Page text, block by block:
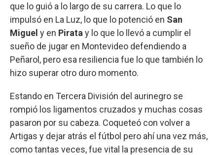
que lo guió a lo largo de su carrera. Lo que lo
impulsó en La Luz, lo que lo potenció en San
Miguel y en Pirata y lo que lo llevó a cumplir el
sueño de jugar en Montevideo defendiendo a
Peñarol, pero esa resiliencia fue lo que también lo
hizo superar otro duro momento.
Estando en Tercera División del aurinegro se
rompió los ligamentos cruzados y muchas cosas
pasaron por su cabeza. Coqueteó con volver a
Artigas y dejar atrás el fútbol pero ahí una vez más,
como tantas veces, fue vital la presencia de su